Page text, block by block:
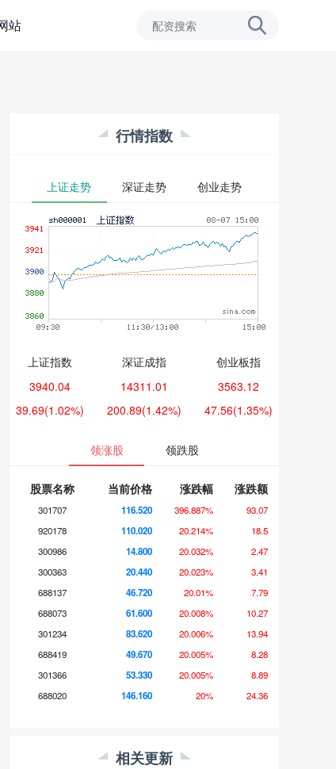
站
行情指数
上证走势 深证走势 创业走势
上证指数
3940.04
39.69(1.02%)
深证成指
14311.01
200.89(1.42%)
创业板指
3563.12
47.56(1.35%)
领涨股 领跌股
股票名称 当前价格 涨跌幅 涨跌额
301707 116.520 396.887%
93.07
920178
110.020 20.214%
18.5
300986
14.800 20.032%
2.47
300363
20.440 20.023%
3.41
688137
46.720 20.01%
7.79
688073
61.600 20.008%
10.27
301234
83.620 20.006%
13.94
688419
49.670 20.005%
8.28
301366
53.330 20.005%
8.89
688020
146.160 20% 24.36
相关更新